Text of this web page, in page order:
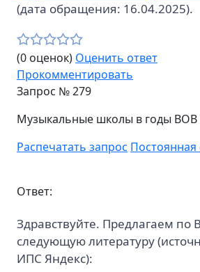
(дата обращения: 16.04.2025).
(0 оценок) Оценить ответ
Прокомментировать
Запрос №279
Музыкальные школы в годы ВОВ
Распечатать запрос Постоянная
Ответ:
Здравствуйте. Предлагаем по
следующую литературу
ИПС Яндекс):